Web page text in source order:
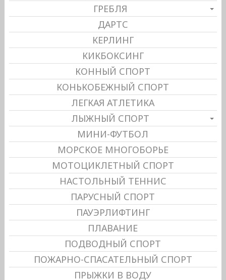
ГРЕБЛЯ
ДАРТС
КЕРЛИНГ
КИКБОКСИНГ
КОННЫЙ СПОРТ
КОНЬКОБЕЖНЫЙ СПОРТ
ЛЕГКАЯ АТЛЕТИКА
ЛЫЖНЫЙ СПОРТ
МИНИ-ФУТБОЛ
МОРСКОЕ МНОГОБОРЬЕ
МОТОЦИКЛЕТНЫЙ СПОРТ
НАСТОЛЬНЫЙ ТЕННИС
ПАРУСНЫЙ СПОРТ
ПАУЭРЛИФТИНГ
ПЛАВАНИЕ
ПОДВОДНЫЙ СПОРТ
ПОЖАРНО-СПАСАТЕЛЬНЫЙ СПОРТ
ПРЫЖКИ В ВОДУ